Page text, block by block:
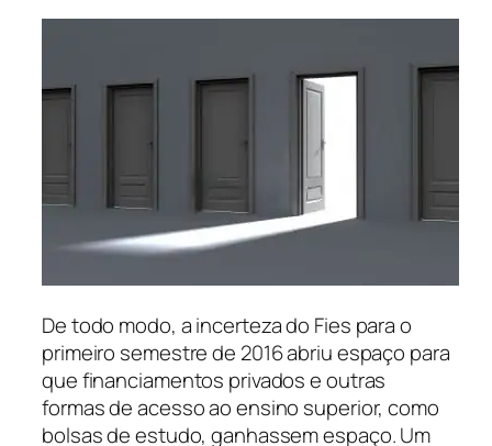
De todo modo, a incerteza do Fies para o
primeiro semestre de 2016 abriu espaço para
que financiamentos privados e outras
formas de acesso ao ensino superior, como
bolsas de estudo, ganhassem espaço. Um